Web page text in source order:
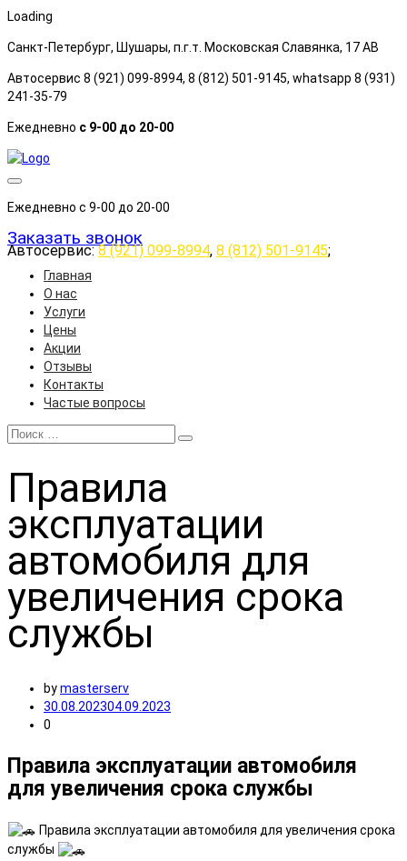
Loading
Санкт-Петербург, Шушары, п.г.т. Московская Славянка, 17 АB
Автосервис 8 (921) 099-8994, 8 (812) 501-9145, whatsapp 8 (931)
241-35-79
Ежедневно с 9-00 до 20-00
Ежедневно с 9-00 до 20-00
Заказать звонок
Автосервис:8 (921) 099-8994, 8 (812) 501-9145;
Главная
О нас
Услуги
Цены
Акции
Отзывы
Контакты
Частые вопросы
Правила
эксплуатации
автомобиля для
увеличения срока
службы
bymasterserv
30.08.202304.09.2023
0
Правила эксплуатации автомобиля
для увеличения срока службы
Правила эксплуатации автомобиля для увеличения срока
службы